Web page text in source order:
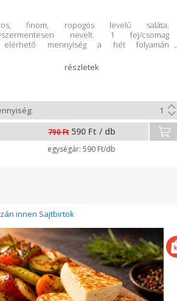
finom, ropogós levelű saláta.
nevelt. 1 fej/csomag
mennyiség a hét folyamán
790 Ft 590 Ft / db
590 Ft/db
innen Sajtbirtok